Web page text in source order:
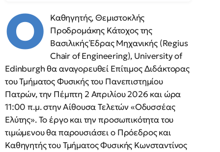
Ο
Καθηγητής, Θεμιστοκλής
Προδρομάκης Κάτοχος της
Βασιλικής Έδρας Μηχανικής (Regius
Chair of Engineering), University of
Edinburgh θα αναγορευθεί Επίτιμος Διδάκτορας
του Τμήματος Φυσικής του Πανεπιστημίου
Πατρών, την Πέμπτη 2 Απριλίου 2026 και ώρα
11:00 π.μ. στην Αίθουσα Τελετών «Οδυσσέας
Ελύτης». Το έργο και την προσωπικότητα του
τιμώμενου θα παρουσιάσει ο Πρόεδρος και
Καθηγητής του Τμήματος Φυσικής Κωνσταντίνος